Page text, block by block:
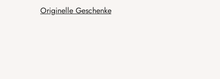
Originelle Geschenke